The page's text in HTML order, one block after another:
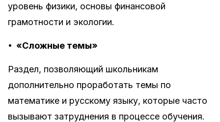
уровень физики, основы финансовой
грамотности и экологии.
• «Сложные темы»
Раздел, позволяющий школьникам
дополнительно проработать темы по
математике и русскому языку, которые часто
вызывают затруднения в процессе обучения.